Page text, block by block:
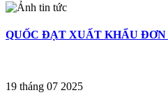
QUỐC ĐẠT XUẤT KHẨU
19 tháng 07 2025